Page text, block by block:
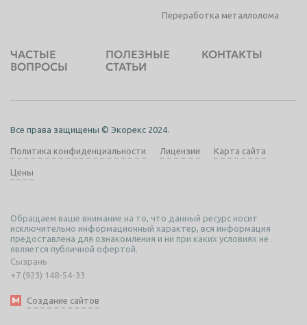
Переработка металлолома
ЧАСТЫЕ
ВОПРОСЫ
ПОЛЕЗНЫЕ
СТАТЬИ
КОНТАКТЫ
Все права защищены © Экорекс 2024.
Политика конфиденциальности Лицензии Карта сайта
Цены
Обращаем ваше внимание на то, что данный ресурс носит
исключительно информационный характер, вся информация
предоставлена для ознакомления и ни при каких условиях не
является публичной офертой.
Сызрань
+7 (923) 148-54-33
Создание сайтов